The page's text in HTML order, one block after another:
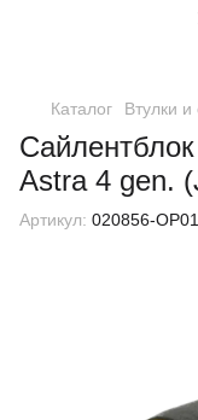
Каталог Втулки и
Astra 4 gen.
Артикул: 020856-OP01